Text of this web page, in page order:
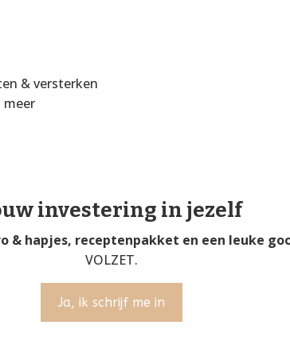
& versterken
meer
investering in jezelf
& hapjes, receptenpakket en een leuke
VOLZET.
Ja, ik schrijf me in